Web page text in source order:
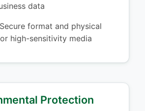
data
Secure format and physical
high-sensitivity media
Protection